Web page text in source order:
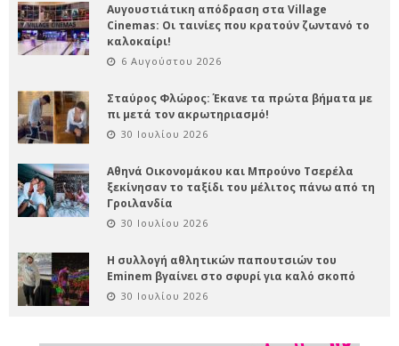
Αυγουστιάτικη απόδραση στα Village
Cinemas: Οι ταινίες που κρατούν ζωντανό το
καλοκαίρι!
6 Αυγούστου 2026
Σταύρος Φλώρος: Έκανε τα πρώτα βήματα με
πι μετά τον ακρωτηριασμό!
30 Ιουλίου 2026
Αθηνά Οικονομάκου και Μπρούνο Τσερέλα
ξεκίνησαν το ταξίδι του μέλιτος πάνω από τη
Γροιλανδία
30 Ιουλίου 2026
Η συλλογή αθλητικών παπουτσιών του
Eminem βγαίνει στο σφυρί για καλό σκοπό
30 Ιουλίου 2026